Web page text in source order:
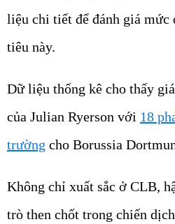
liệu chi tiết để đánh giá mức
tiêu này.
Dữ liệu thống kê cho thấy
của Julian Ryerson với 18
trường cho Borussia
Không chỉ xuất sắc ở CLB,
trò then chốt trong chiến